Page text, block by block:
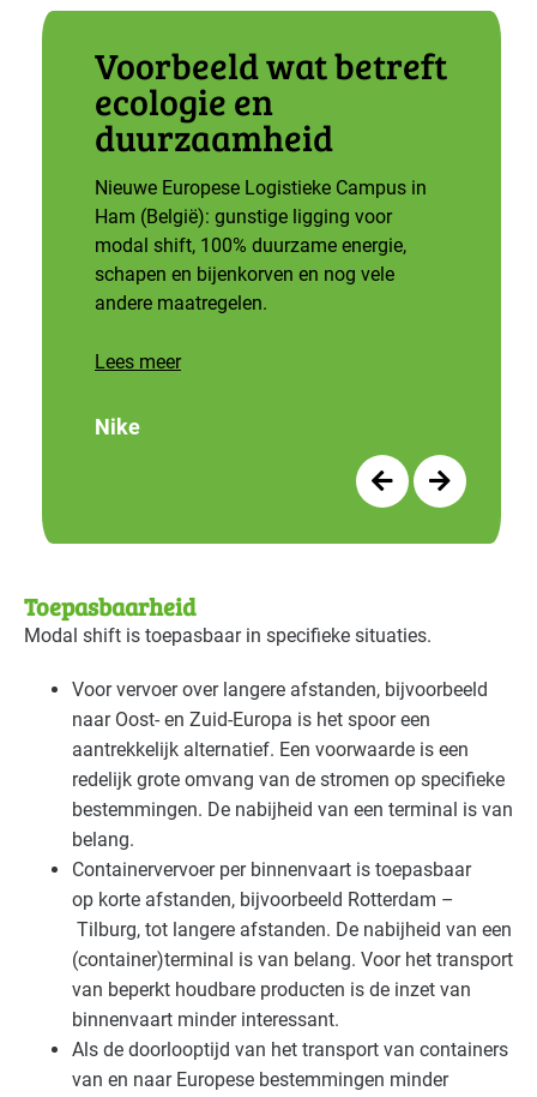
Natwasserijen
Overige branches Basis
Voedingsindustrie - brood en banket Basis
Voedingsindustrie - overig Basis
Voedingsindustrie - vlees Basis
Voedingsindustrie - zoetwaren
Voorbeeld wat betreft
ecologie en
duurzaamheid
Nieuwe Europese Logistieke Campus in
Ham (België): gunstige ligging voor
modal shift, 100% duurzame energie,
schapen en bijenkorven en nog vele
andere maatregelen.
Lees meer
Nike
Toepasbaarheid
Modal shift is toepasbaar in specifieke situaties.
Voor vervoer over langere afstanden, bijvoorbeeld
naar Oost- en Zuid-Europa is het spoor een
aantrekkelijk alternatief. Een voorwaarde is een
redelijk grote omvang van de stromen op specifieke
bestemmingen. De nabijheid van een terminal is van
belang.
Containervervoer per binnenvaart is toepasbaar
op korte afstanden, bijvoorbeeld Rotterdam –
Tilburg, tot langere afstanden. De nabijheid van een
(container)terminal is van belang. Voor het transport
van beperkt houdbare producten is de inzet van
binnenvaart minder interessant.
Als de doorlooptijd van het transport van containers
van en naar Europese bestemmingen minder